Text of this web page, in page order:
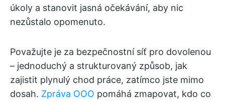
úkoly a stanovit jasná očekávání, aby nic
nezůstalo opomenuto.
Považujte je za bezpečnostní síť pro dovolenou
– jednoduchý a strukturovaný způsob, jak
zajistit plynulý chod práce, zatímco jste mimo
dosah. Zpráva OOO pomáhá zmapovat, kdo co